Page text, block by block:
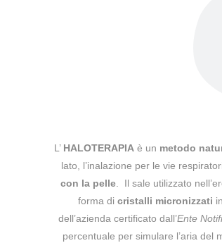
L’ HALOTERAPIA è un metodo
lato, l’inalazione per le vie
con la pelle. Il sale utilizzato
forma di cristalli micronizzati
dell’azienda certificato dall’Ente
percentuale per simulare l’aria del